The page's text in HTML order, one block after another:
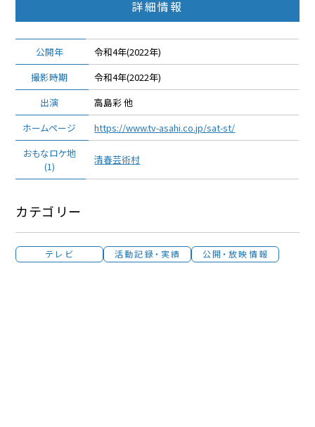
詳細情報
公開年
令和4年(2022年)
撮影時期
令和4年(2022年)
出演
高島彩 他
ホームページ
https://www.tv-asahi.co.jp/sat-st/
おもなロケ地
(1)
清春芸術村
カテゴリー
テレビ 活動記録・実績 公開・放映情報